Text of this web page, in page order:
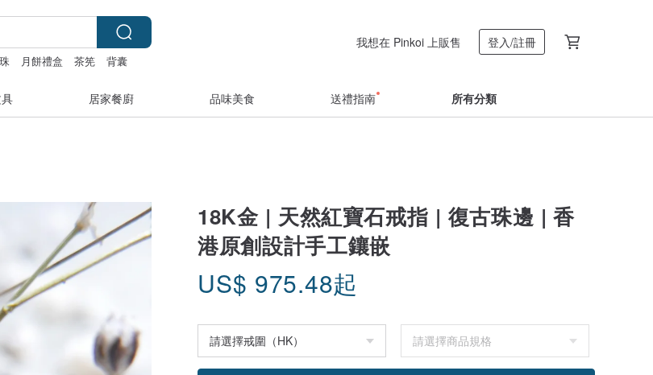
月餅禮盒 茶筅 背囊
我想在 Pinkoi 上販售 登入/註冊
居家餐廚 品味美食 送禮指南 所有分類
18K金 | 天然紅寶石戒指 | 復古珠邊 | 香
港原創設計手工鑲嵌
US$ 975.48起